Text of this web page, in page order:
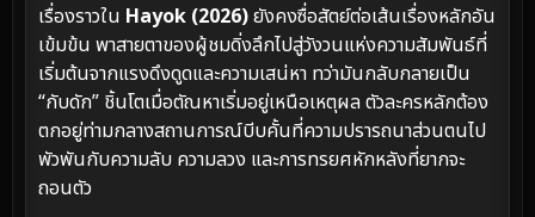
เรื่องราวใน Hayok (2026)ยังคงซื่อสัตย์ต่อเส้นเรื่องหลักอัน
เข้มข้น พาสายตาของผู้ชมดิ่งลึกไปสู่วังวนแห่งความสัมพันธ์ที่
เริ่มต้นจากแรงดึงดูดและความเสน่หา ทว่ามันกลับกลายเป็น
“กับดัก” ชิ้นโตเมื่อตัณหาเริ่มอยู่เหนือเหตุผล ตัวละครหลักต้อง
ตกอยู่ท่ามกลางสถานการณ์บีบคั้นที่ความปรารถนาส่วนตนไป
พัวพันกับความลับ ความลวง และการทรยศหักหลังที่ยากจะ
ถอนตัว